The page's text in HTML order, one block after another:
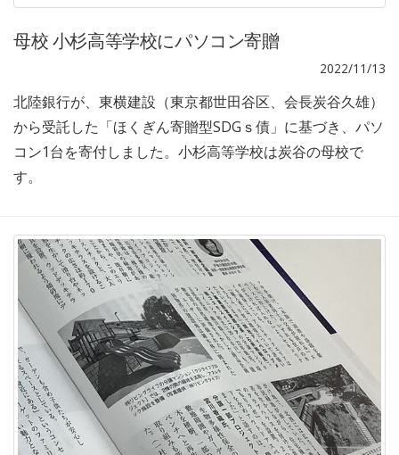
母校 小杉高等学校にパソコン寄贈
2022/11/13
北陸銀行が、東横建設（東京都世田谷区、会長炭谷久雄）
から受託した「ほくぎん寄贈型SDGｓ債」に基づき、パソ
コン1台を寄付しました。小杉高等学校は炭谷の母校で
す。